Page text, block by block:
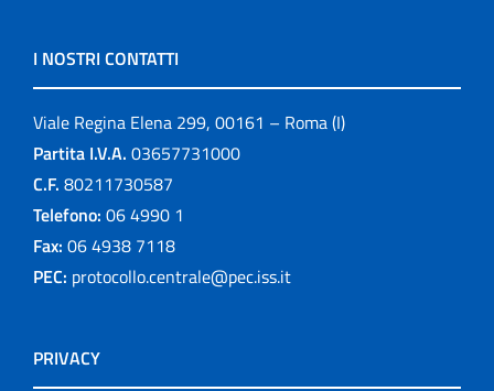
I NOSTRI CONTATTI
Viale Regina Elena 299, 00161 – Roma (I)
Partita I.V.A. 03657731000
C.F. 80211730587
Telefono: 06 4990 1
Fax: 06 4938 7118
PEC: protocollo.centrale@pec.iss.it
PRIVACY